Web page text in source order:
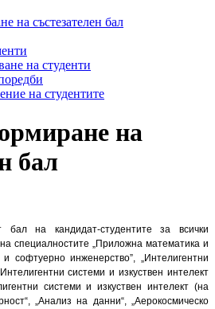
на състезателен бал
на студенти
на студентите
на
бал
на кандидат-студентите за всички
специалностите „Приложна математика и
софтуерно инженерство”, „Интелигентни
системи и изкуствен интелект
системи и изкуствен интелект (на
„Анализ на данни“, „Аерокосмическо